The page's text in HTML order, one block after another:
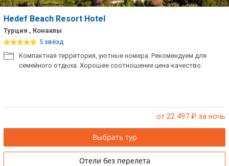
Hedef Beach Resort Hotel
Турция , Конаклы
5 звёзд
Компактная территория, уютные номера. Рекомендуем для
семейного отдыха. Хорошее соотношение цена-качество.
от 22 497 ₽ за ночь
Выбрать тур
Отели без перелета